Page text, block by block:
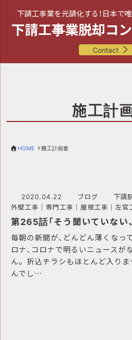
下請工事業を元請化する！日本で
下請工事業脱却コ
Contact
施工計
HOME 施工計画書
2020.04.22 ブログ 下請
外壁工事 ｜ 専門工事 ｜ 屋根工事 ｜左官
第265話「そう聞いていない
毎朝の新聞が、どんどん薄くなっ
ロナ、コロナで明るいニュースが
ん。 折込チラシもほとんど入り
んでし…